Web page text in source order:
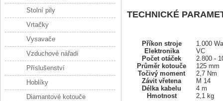
TECHNICKÉ
Příkon stroje
1.000
Elektronika
VC
Počet otáček
2.800 -
Průměr kotouče
125 mm
Točivý moment
2,7 Nm
Závit vřetena
M 14
Délka kabelu
4 m
Hmotnost
2,1 kg
Stolní pily
Vrtačky
Vysavače
Vzduchové nářadí
Příslušenství
Hoblíky
Diamantové kotouče